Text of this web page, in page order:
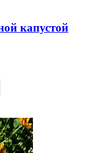
капустой